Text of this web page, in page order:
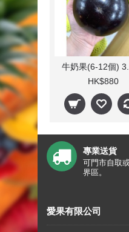
牛奶果(6-12個)
HK$880
專業送貨
可門市自取
界區。
愛果有限公司